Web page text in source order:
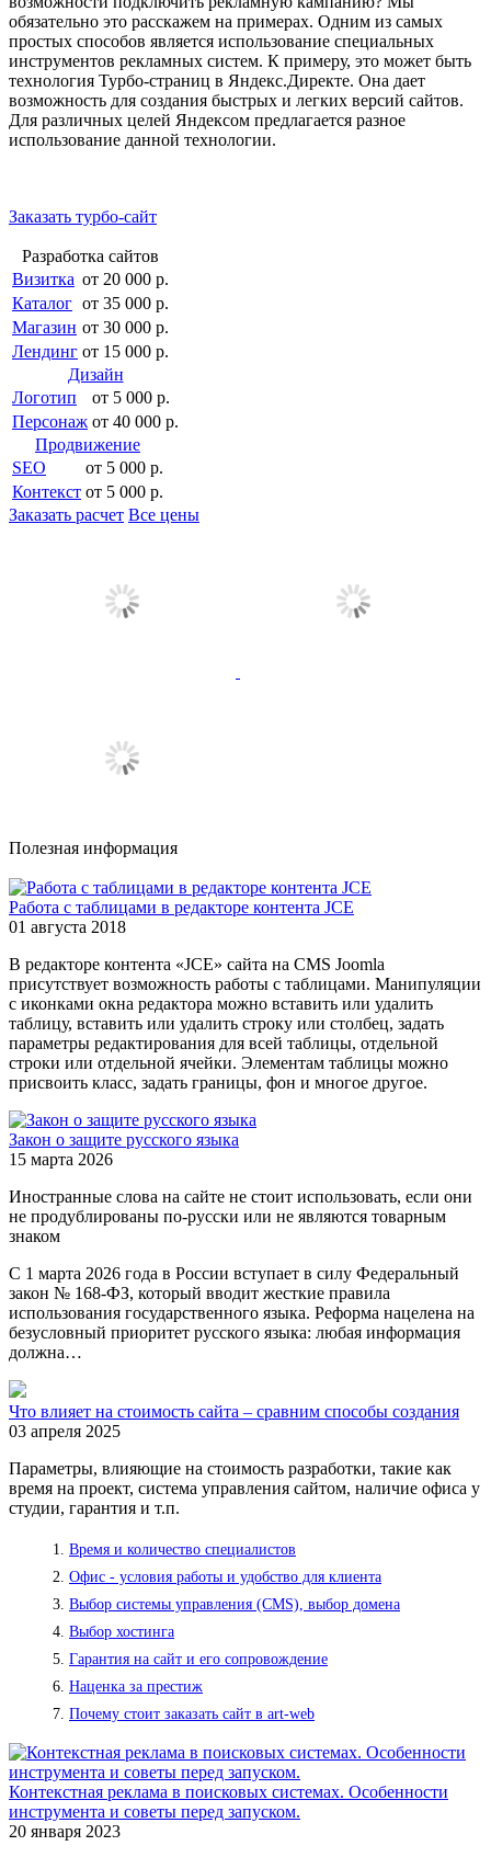
обязательно это расскажем на примерах. Одним из самых
простых способов является использование специальных
инструментов рекламных систем. К примеру, это может быть
технология Турбо-страниц в Яндекс.Директе. Она дает
возможность для создания быстрых и легких версий сайтов.
Для различных целей Яндексом предлагается разное
использование данной технологии.
Заказать турбо-сайт
Разработка сайтов
Визитка от 20 000 р.
Каталог от 35 000 р.
Магазин от 30 000 р.
Лендинг от 15 000 р.
Дизайн
Логотип
от 5 000 р.
Персонаж от 40 000 р.
Продвижение
SEO
от 5 000 р.
Контекст от 5 000 р.
Заказать расчет Все цены
Полезная информация
Работа с таблицами в редакторе контента JCE
01 августа 2018
В редакторе контента «JCE» сайта на CMS Joomla
присутствует возможность работы с таблицами. Манипуляции
с иконками окна редактора можно вставить или удалить
таблицу, вставить или удалить строку или столбец, задать
параметры редактирования для всей таблицы, отдельной
строки или отдельной ячейки. Элементам таблицы можно
присвоить класс, задать границы, фон и многое другое.
Закон о защите русского языка
15 марта 2026
Иностранные слова на сайте не стоит использовать, если они
не продублированы по-русски или не являются товарным
знаком
С 1 марта 2026 года в России вступает в силу Федеральный
закон № 168-ФЗ, который вводит жесткие правила
использования государственного языка. Реформа нацелена на
безусловный приоритет русского языка: любая информация
должна…
Что влияет на стоимость сайта – сравним способы создания
03 апреля 2025
Параметры, влияющие на стоимость разработки, такие как
время на проект, система управления сайтом, наличие офиса у
студии, гарантия и т.п.
Время и количество специалистов
Офис - условия работы и удобство для клиента
Выбор системы управления (CMS), выбор домена
Выбор хостинга
Гарантия на сайт и его сопровождение
Наценка за престиж
Почему стоит заказать сайт в art-web
Контекстная реклама в поисковых системах. Особенности
инструмента и советы перед запуском.
20 января 2023